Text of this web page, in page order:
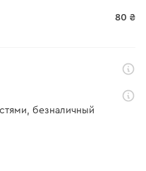
80 ₴
безналичный